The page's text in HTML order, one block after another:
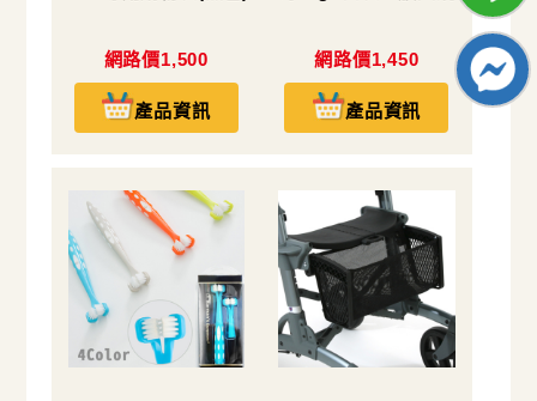
網路價1,500
產品資訊
網路價1,450
產品資訊